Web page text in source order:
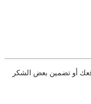
أو تضمين بعض الشكر